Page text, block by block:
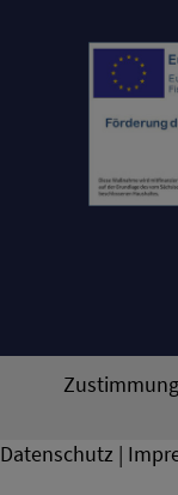
Datenschutz |